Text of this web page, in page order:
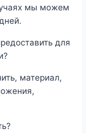
мы можем
для
материал,